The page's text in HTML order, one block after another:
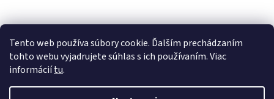
Tento web používa súbory cookie. Ďalším prechádzaním
tohto webu vyjadrujete súhlas s ich používaním. Viac
informáciítu.